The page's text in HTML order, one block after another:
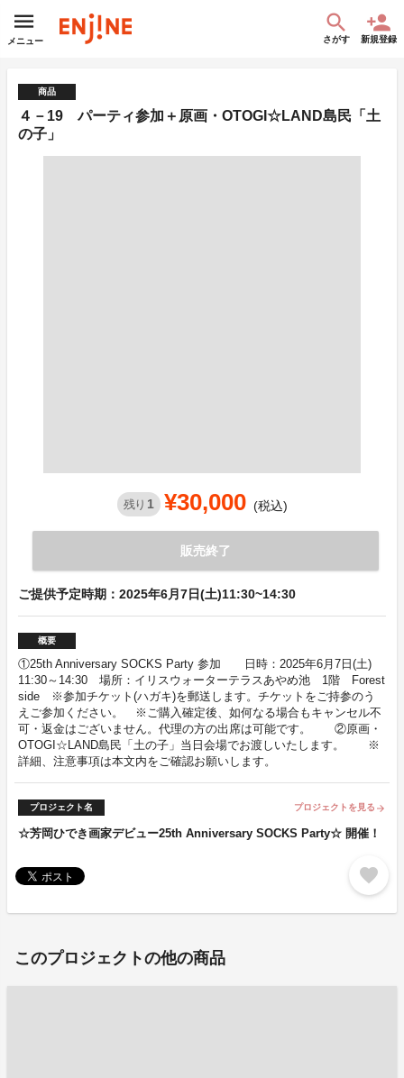
メニュー さがす 新規登録
商品
４－19 パーティ参加＋原画・OTOGI☆LAND島民「土
の子」
残り 1 ¥30,000 (税込)
販売終了
ご提供予定時期：2025年6月7日(土)11:30~14:30
概要
①25th Anniversary SOCKS Party 参加 日時：2025年6月7日(土)
11:30～14:30 場所：イリスウォーターテラスあやめ池 1階 Forest
side ※参加チケット(ハガキ)を郵送します。チケットをご持参のう
えご参加ください。 ※ご購入確定後、如何なる場合もキャンセル不
可・返金はございません。代理の方の出席は可能です。 ②原画・
OTOGI☆LAND島民「土の子」当日会場でお渡しいたします。 ※
詳細、注意事項は本文内をご確認お願いします。
プロジェクト名 プロジェクトを見る arrow_forward
☆芳岡ひでき画家デビュー25th Anniversary SOCKS Party☆ 開催！
favorite
このプロジェクトの他の商品